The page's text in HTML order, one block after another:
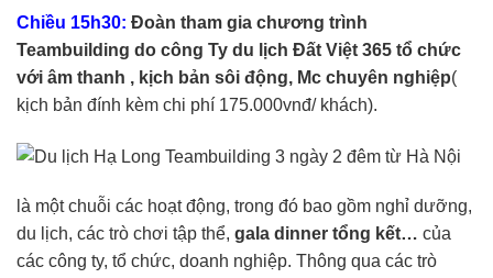
Chiều 15h30: Đoàn tham gia chương trình
Teambuilding do công Ty du lịch Đất Việt 365 tổ chức
với âm thanh , kịch bản sôi động, Mc chuyên nghiệp(
kịch bản đính kèm chi phí 175.000vnđ/ khách).
là một chuỗi các hoạt động, trong đó bao gồm nghỉ dưỡng,
du lịch, các trò chơi tập thể, gala dinner tổng kết… của
các công ty, tổ chức, doanh nghiệp. Thông qua các trò